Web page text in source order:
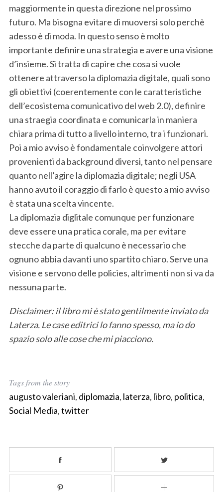
maggiormente in questa direzione nel prossimo
futuro. Ma bisogna evitare di muoversi solo perchè
adesso è di moda. In questo senso è molto
importante definire una strategia e avere una visione
d’insieme. Si tratta di capire che cosa si vuole
ottenere attraverso la diplomazia digitale, quali sono
gli obiettivi (coerentemente con le caratteristiche
dell’ecosistema comunicativo del web 2.0), definire
una straegia coordinata e comunicarla in maniera
chiara prima di tutto a livello interno, tra i funzionari.
Poi a mio avviso è fondamentale coinvolgere attori
provenienti da background diversi, tanto nel pensare
quanto nell’agire la diplomazia digitale; negli USA
hanno avuto il coraggio di farlo è questo a mio avviso
è stata una scelta vincente.
La diplomazia diglitale comunque per funzionare
deve essere una pratica corale, ma per evitare
stecche da parte di qualcuno è necessario che
ognuno abbia davanti uno spartito chiaro. Serve una
visione e servono delle policies, altrimenti non si va da
nessuna parte.
Disclaimer: il libro mi è stato gentilmente inviato da
Laterza. Le case editrici lo fanno spesso, ma io do
spazio solo alle cose che mi piacciono.
Tags from the story
augusto valeriani, diplomazia, laterza, libro, politica,
Social Media,twitter